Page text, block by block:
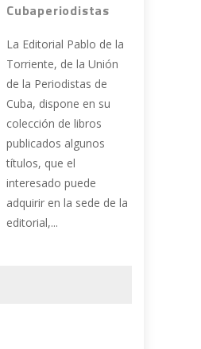
Cubaperiodistas
La Editorial Pablo de la
Torriente, de la Unión
de la Periodistas de
Cuba, dispone en su
colección de libros
publicados algunos
títulos, que el
interesado puede
adquirir en la sede de la
editorial,...